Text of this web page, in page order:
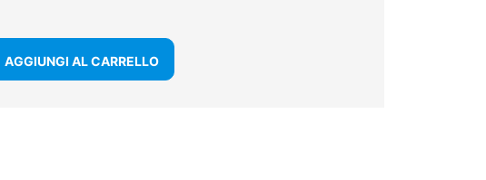
AGGIUNGI AL CARRELLO